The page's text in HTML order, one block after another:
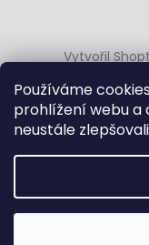
Používáme
prohlížení webu a
neustále
Vytvořil
Copyright 2026